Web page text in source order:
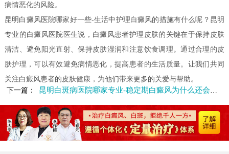
病情恶化的风险。
昆明白癜风医院哪家好一些-生活中护理白癜风的措施有什么呢？昆明
专业的白癜风医院医生说，白癜风患者护理皮肤的关键在于保持皮肤
清洁、避免阳光直射、保持皮肤湿润和注意饮食调理。通过合理的皮
肤护理，可以有效避免病情恶化，提高患者的生活质量。让我们共同
关注白癜风患者的皮肤健康，为他们带来更多的关爱与帮助。
下一篇： 昆明白斑病医院哪家专业-稳定期白癜风为什么还会扩散呢